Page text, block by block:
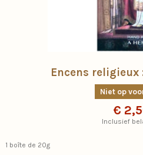
Encens religieux
Niet op
€
Inclusief
1 boîte de 20g